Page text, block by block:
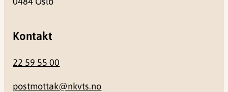
Kontakt
22 59 55 00
postmottak@nkvts.no